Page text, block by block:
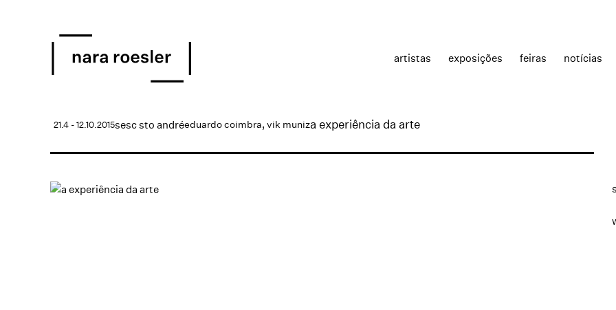
artistas exposições feiras notícias
a experiência da arte
eduardo coimbra, vik muniz
sesc sto andré
21.4 - 12.10.2015